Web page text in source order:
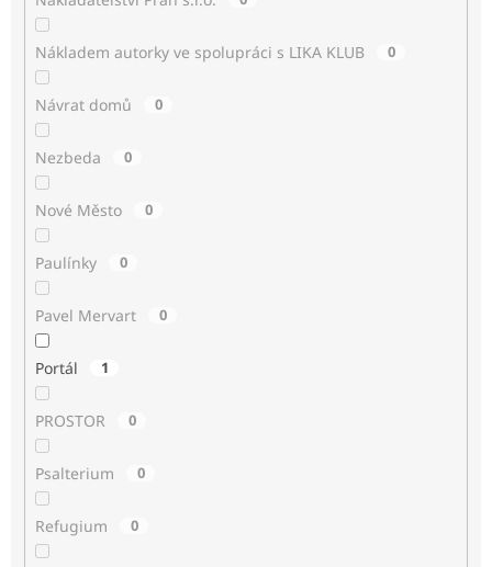
Nákladem autorky ve spolupráci s LIKA KLUB 0
Návrat domů 0
Nezbeda 0
Nové Město 0
Paulínky 0
Pavel Mervart 0
Portál 1
PROSTOR 0
Psalterium 0
Refugium 0